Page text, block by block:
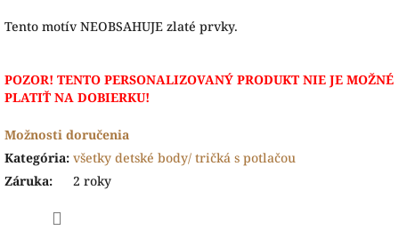
Tento motív NEOBSAHUJE zlaté prvky.
POZOR! TENTO PERSONALIZOVANÝ PRODUKT NIE JE MOŽNÉ
PLATIŤ NA DOBIERKU!
Možnosti doručenia
Kategória: všetky detské body/ tričká s potlačou
Záruka: 2 roky